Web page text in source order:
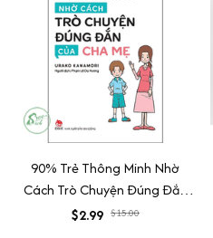
90% Trẻ Thông Minh Nhờ
Cách Trò Chuyện Đúng Đắn
Của Cha Mẹ
$2.99 $15.00